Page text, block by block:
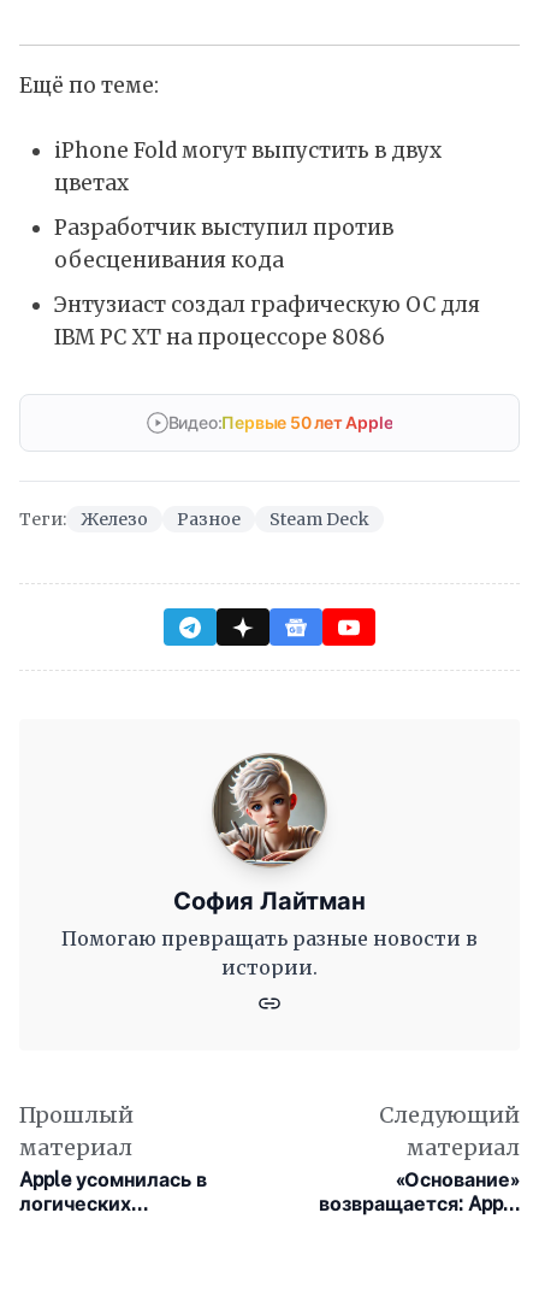
Ещё по теме:
iPhone Fold могут выпустить в двух
цветах
Разработчик выступил против
обесценивания кода
Энтузиаст создал графическую ОС для
IBM PC XT на процессоре 8086
Видео:Первые 50 лет Apple
Теги: Железо Разное Steam Deck
София Лайтман
Помогаю превращать разные новости в
истории.
Прошлый
материал
Apple усомнилась в
логических
Следующий
материал
«Основание»
возвращается: Apple